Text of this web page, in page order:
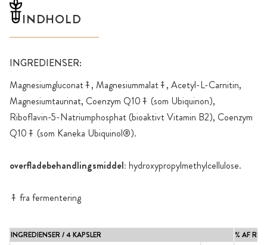
INDHOLD
INGREDIENSER:
Magnesiumgluconat⤉, Magnesiummalat⤉, Acetyl-L-Carnitin,
Magnesiumtaurinat, Coenzym Q10⤉ (som Ubiquinon),
Riboflavin-5-Natriumphosphat (bioaktivt Vitamin B2), Coenzym
Q10⤉ (som Kaneka Ubiquinol®).
overfladebehandlingsmiddel: hydroxypropylmethylcellulose.
⤉ fra fermentering
INGREDIENSER / 4 KAPSLER % AF RI*